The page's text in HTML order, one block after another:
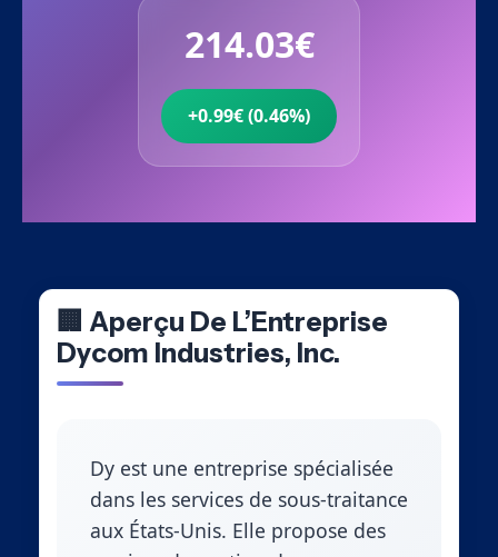
214.03€
+0.99€ (0.46%)
🏢 Aperçu De L’Entreprise
Dycom Industries, Inc.
Dy est une entreprise spécialisée
dans les services de sous-traitance
aux États-Unis. Elle propose des